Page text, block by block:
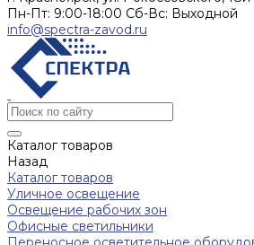
Пн-Пт: 9:00-18:00 Cб-Вс: Выходной
info@spectra-zavod.ru
Каталог товаров
Назад
Каталог товаров
Уличное освещение
Освещение рабочих зон
Офисные светильники